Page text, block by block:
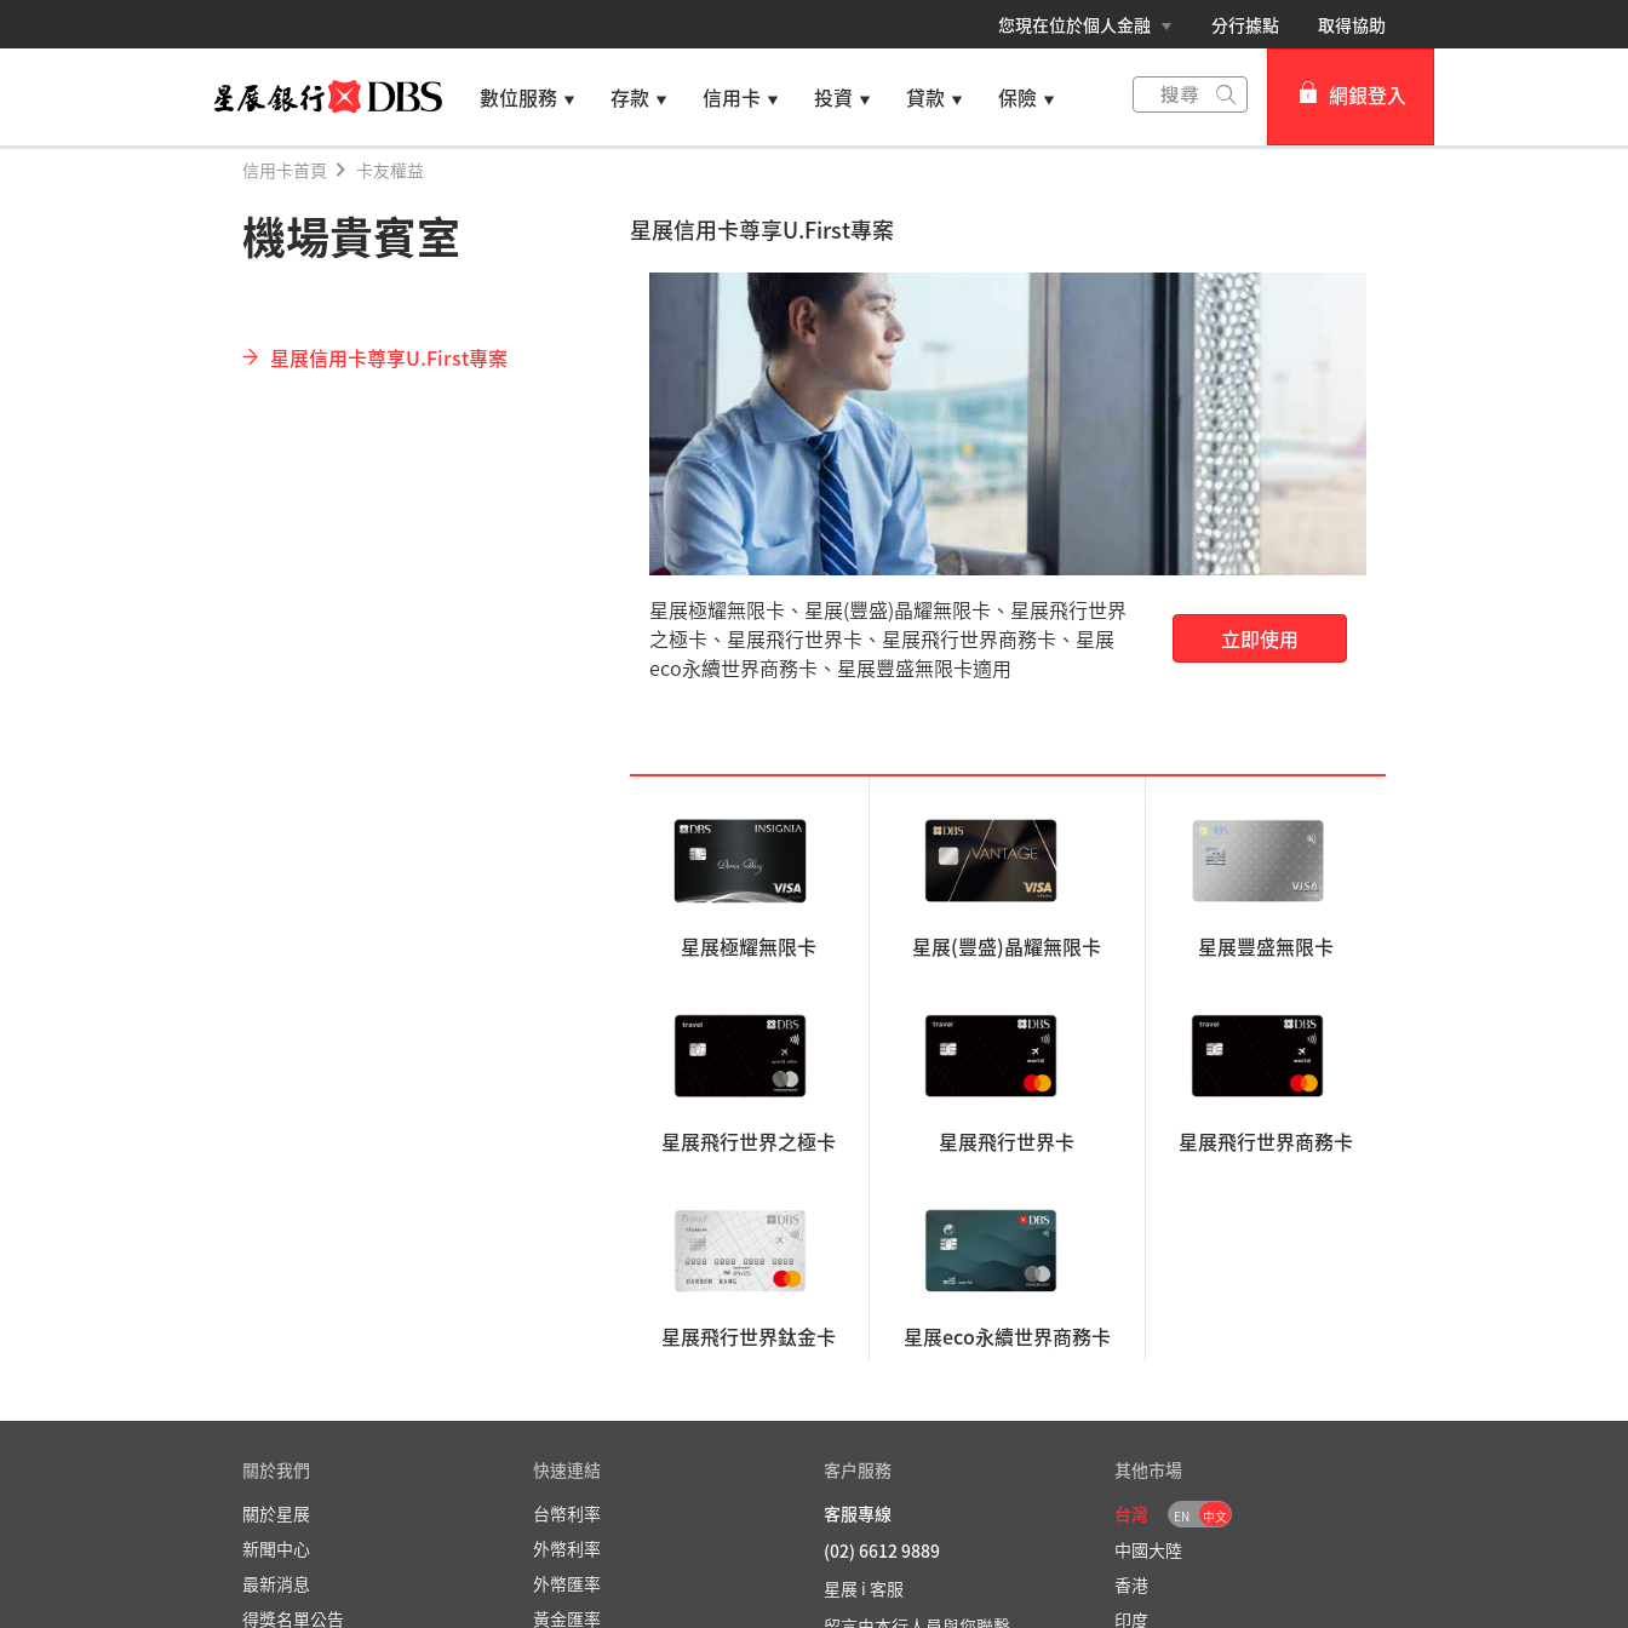
您現在位於個人金融 分行據點 取得協助
數位服務 存款 信用卡 投資 貸款 保險 網銀登入
信用卡首頁 卡友權益
機場貴賓室
星展信用卡尊享U.First專案
星展信用卡尊享U.First專案
星展極耀無限卡、星展(豐盛)晶耀無限卡、星展飛行世界
之極卡、星展飛行世界卡、星展飛行世界商務卡、星展
eco永續世界商務卡、星展豐盛無限卡適用
立即使用
星展極耀無限卡 星展(豐盛)晶耀無限卡 星展豐盛無限卡
星展飛行世界之極卡 星展飛行世界卡 星展飛行世界商務卡
星展飛行世界鈦金卡 星展eco永續世界商務卡
關於我們
關於星展
新聞中心
最新消息
得獎名單公告
快速連結
台幣利率
外幣利率
外幣匯率
黃金匯率
客户服務
客服專線
(02) 6612 9889
星展 i 客服
其他市場
台灣
EN 中文
中國大陸
香港
印度